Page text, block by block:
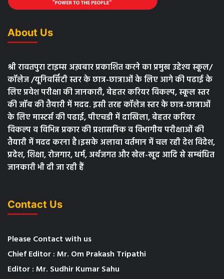
About Us
श्री रावतपुरा टाइम्स अख़बार प्रकाशित करने का प्रमुख उद्देश्य स्कूल/
कॉलेज /यूनिवर्सिटी स्तर के छात्र-छात्राओं के लिए आगे की पढाई के
लिए प्रवेश परीक्षा की जानकारी, बेहतर करियर विकल्प, स्कूल स्तर
की जॉब की तैयारी में मदद. इसी तरह कॉलेज स्तर के छात्र-छात्राओं
के लिए मास्टर्स की पढाई, पीएचडी में दाखिला, बेहतर करियर
विकल्प व विभिन्न प्रकार की प्रशासनिक व विभागीय परीक्षाओं की
तैयारी में मदद करना है।इसके अलावा वर्तमान में चल रही देश विदेश,
प्रदेश, शिक्षा, रोजगार, धर्म, अर्थजगत और खेल-खूद आदि से सम्बंधित
जानकारी भी दी जा रही हैं
Contact Us
Please Contact with us
Chief Editor : Mr. Om Prakash Tripathi
Editor : Mr. Sudhir Kumar Sahu